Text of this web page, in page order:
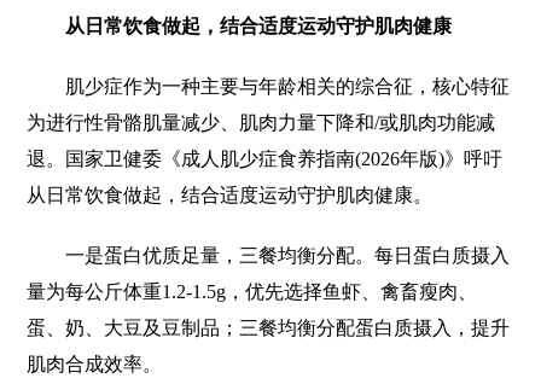
从日常饮食做起，结合适度运动守护肌肉健康
肌少症作为一种主要与年龄相关的综合征，核心特征
为进行性骨骼肌量减少、肌肉力量下降和/或肌肉功能减
退。国家卫健委《成人肌少症食养指南(2026年版)》呼吁
从日常饮食做起，结合适度运动守护肌肉健康。
一是蛋白优质足量，三餐均衡分配。每日蛋白质摄入
量为每公斤体重1.2-1.5g，优先选择鱼虾、禽畜瘦肉、
蛋、奶、大豆及豆制品；三餐均衡分配蛋白质摄入，提升
肌肉合成效率。